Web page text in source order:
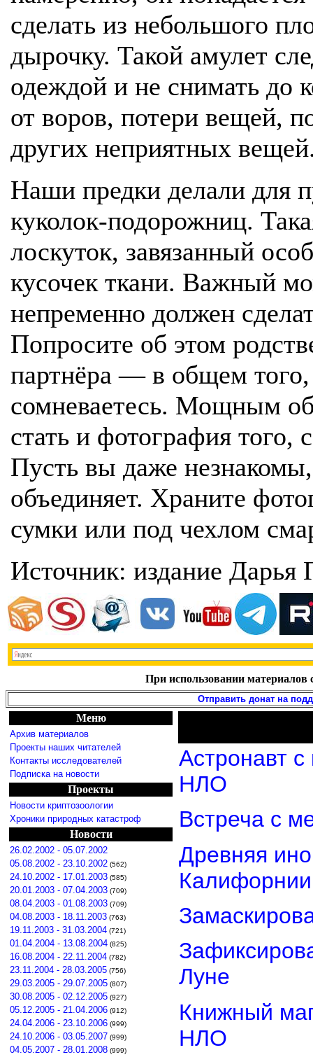
сделать из небольшого
дырочку. Такой амулет
одеждой и не снимать до
от воров, потери вещей,
других неприятных
Наши предки делали для
куколок-подорожниц.
лоскуток, завязанный
кусочек ткани. Важный
непременно должен
Попросите об этом
партнёра — в общем
сомневаетесь. Мощным
стать и фотография того,
Пусть вы даже незнакомы,
объединяет. Храните
сумки или под чехлом
Источник: издание
При использовании материалов
Отправить донат на
Меню
Архив материалов
Проекты наших читателей
Контакты исследователей
Подписка на новости
Проекты
Новости криптозоологии
Хроники природных катастроф
Новости
26.02.2002 - 05.07.2002
05.08.2002 - 23.10.2002 (562)
24.10.2002 - 17.01.2003 (585)
20.01.2003 - 07.04.2003 (709)
08.04.2003 - 01.08.2003 (709)
04.08.2003 - 18.11.2003 (763)
19.11.2003 - 31.03.2004 (721)
01.04.2004 - 13.08.2004 (825)
16.08.2004 - 22.11.2004 (782)
23.11.2004 - 28.03.2005 (756)
29.03.2005 - 29.07.2005 (807)
30.08.2005 - 02.12.2005 (927)
05.12.2005 - 21.04.2006 (912)
24.04.2006 - 23.10.2006 (999)
24.10.2006 - 03.05.2007 (999)
04.05.2007 - 28.01.2008 (999)
Астронавт
НЛО
Встреча с
Древняя
Калифорнии
Луне
Книжный
НЛО